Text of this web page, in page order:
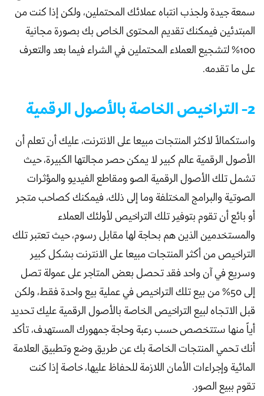
سمعة جيدة ولجذب انتباه عملائك المحتملين، ولكن إذا كنت من
المبتدئين فيمكنك تقديم المحتوى الخاص بك بصورة مجانية
100% لتشجيع العملاء المحتملين في الشراء فيما بعد والتعرف
على ما تقدمه.
2- التراخيص الخاصة بالأصول الرقمية
واستكمالاً لاكثر المنتجات مبيعا على الانترنت، عليك أن تعلم أن
الأصول الرقمية عالم كبير لا يمكن حصر مجالتها الكبيرة، حيث
تشمل تلك الأصول الرقمية الصو ومقاطع الفيديو والمؤثرات
الصوتية والبرامج المختلفة وما إلى ذلك، فيمكنك كصاحب متجر
أو بائع أن تقوم بتوفير تلك التراخيص لأولئك العملاء
والمستخدمين الذين هم بحاجة لها مقابل رسوم، حيث تعتبر تلك
التراخيص من أكثر المنتجات مبيعا على الانترنت بشكل كبير
وسريع في آن واحد فقد تحصل بعض المتاجر على عمولة تصل
إلى 50% من بيع تلك التراخيص في عملية بيع واحدة فقط، ولكن
قبل الاتجاه لبيع التراخيص الخاصة بالأصول الرقمية عليك تحديد
أياً منها ستتخصص حسب رعبة وحاجة جمهورك المستهدف، تأكد
أنك تحمي المنتجات الخاصة بك عن طريق وضع وتطبيق العلامة
المائية وإجراءات الأمان اللازمة للحفاظ عليها، خاصة إذا كنت
تقوم ببيع الصور.